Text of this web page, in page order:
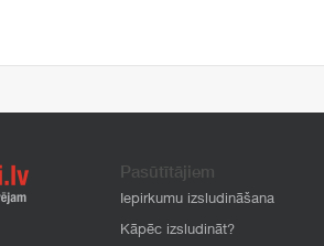
Pasūtītājiem
Iepirkumu izsludināšana
Kāpēc izsludināt?